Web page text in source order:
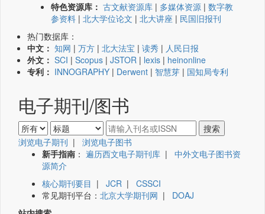
特色资源库： 古文献资源库 | 多媒体资源 | 数字教
参资料 | 北大学位论文 | 北大讲座 | 民国旧报刊
热门数据库：
中文： 知网 | 万方 | 北大法宝 | 读秀 | 人民日报
外文： SCI | Scopus | JSTOR | lexis | heinonline
专利： INNOGRAPHY | Derwent | 智慧芽 | 国知局专利
电子期刊/图书
浏览电子期刊 | 浏览电子图书
新手指南 ： 遍历西文电子期刊库 | 中外文电子图书资
源简介
核心期刊要目 | JCR | CSSCI
常见期刊平台： 北京大学期刊网 | DOAJ